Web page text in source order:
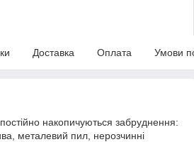
Доставка Оплата Умови
накопичуються забруднення:
металевий пил, нерозчинні